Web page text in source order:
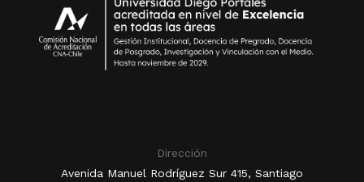
Dirección
Avenida Manuel Rodríguez Sur 415, Santiago